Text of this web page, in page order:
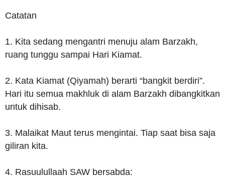
Catatan
1. Kita sedang mengantri menuju alam Barzakh,
ruang tunggu sampai Hari Kiamat.
2. Kata Kiamat (Qiyamah) berarti “bangkit berdiri”.
Hari itu semua makhluk di alam Barzakh dibangkitkan
untuk dihisab.
3. Malaikat Maut terus mengintai. Tiap saat bisa saja
giliran kita.
4. Rasuulullaah SAW bersabda: